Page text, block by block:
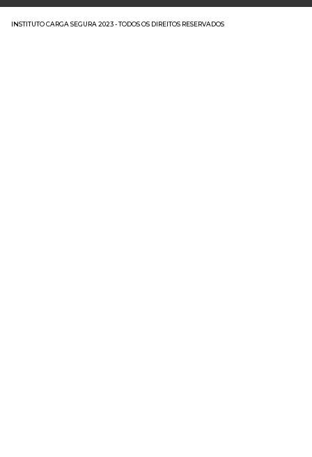
INSTITUTO CARGA SEGURA 2023 - TODOS OS DIREITOS RESERVADOS